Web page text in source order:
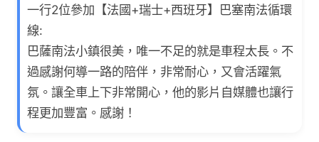
一行2位參加【法國+瑞士+西班牙】巴塞南法循環
線:
巴薩南法小鎮很美，唯一不足的就是車程太長。不
過感謝何導一路的陪伴，非常耐心，又會活躍氣
氛。讓全車上下非常開心，他的影片自媒體也讓行
程更加豐富。感謝！